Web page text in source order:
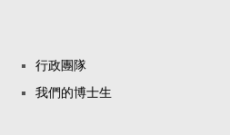
行政團隊
我們的博士生